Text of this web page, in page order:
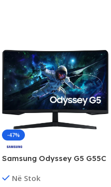
-47%
Samsung Odyssey G5 G55C
165Hz, 1ms, HDR10 &
Në Stok